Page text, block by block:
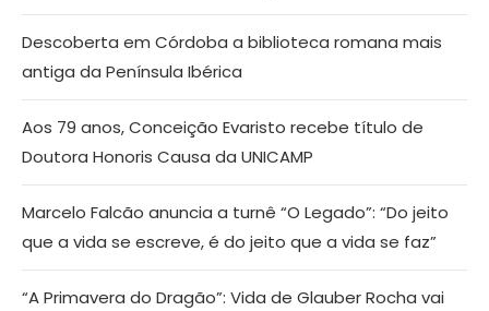
Descoberta em Córdoba a biblioteca romana mais
antiga da Península Ibérica
Aos 79 anos, Conceição Evaristo recebe título de
Doutora Honoris Causa da UNICAMP
Marcelo Falcão anuncia a turnê “O Legado”: “Do jeito
que a vida se escreve, é do jeito que a vida se faz”
“A Primavera do Dragão”: Vida de Glauber Rocha vai